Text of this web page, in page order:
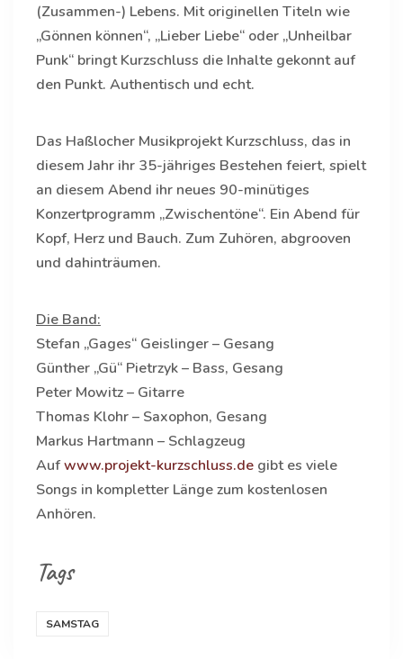
(Zusammen-) Lebens. Mit originellen Titeln wie
„Gönnen können“, „Lieber Liebe“ oder „Unheilbar
Punk“ bringt Kurzschluss die Inhalte gekonnt auf
den Punkt. Authentisch und echt.
Das Haßlocher Musikprojekt Kurzschluss, das in
diesem Jahr ihr 35-jähriges Bestehen feiert, spielt
an diesem Abend ihr neues 90-minütiges
Konzertprogramm „Zwischentöne“. Ein Abend für
Kopf, Herz und Bauch. Zum Zuhören, abgrooven
und dahinträumen.
Die Band:
Stefan „Gages“ Geislinger – Gesang
Günther „Gü“ Pietrzyk – Bass, Gesang
Peter Mowitz – Gitarre
Thomas Klohr – Saxophon, Gesang
Markus Hartmann – Schlagzeug
Aufwww.projekt-kurzschluss.de gibt es viele
Songs in kompletter Länge zum kostenlosen
Anhören.
Tags
SAMSTAG